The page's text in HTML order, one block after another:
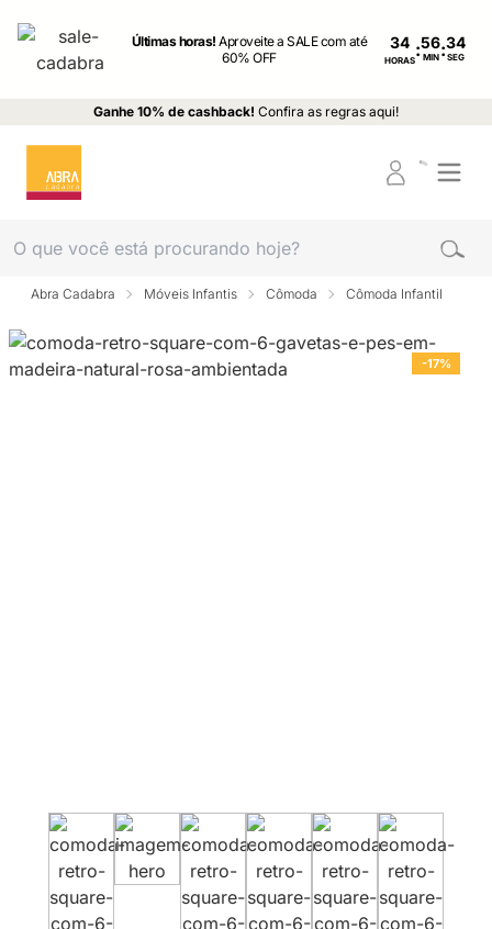
Últimas horas!Aproveite a SALE com até
60% OFF
34
HORAS: MIN : SEG
Ganhe 10% de cashback! Confira as regras aqui!
Abra Cadabra Móveis Infantis Cômoda Cômoda Infantil
-17%